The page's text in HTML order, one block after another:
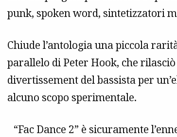
punk, spoken word, sintetizzatori
Chiude l’antologia una piccola
parallelo di Peter Hook, che
divertissement del bassista per
alcuno scopo sperimentale.
“Fac Dance 2” è sicuramente